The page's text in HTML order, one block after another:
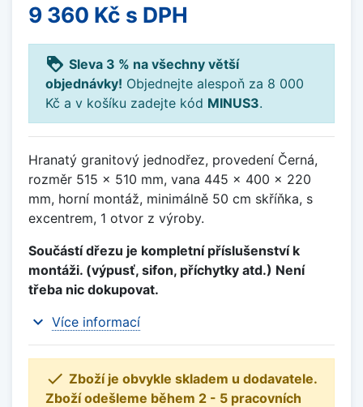
9 360 Kč s DPH
loyalty Sleva 3 % na všechny větší
objednávky! Objednejte alespoň za 8 000
Kč a v košíku zadejte kód MINUS3.
Hranatý granitový jednodřez, provedení Černá,
rozměr 515 x 510 mm, vana 445 x 400 x 220
mm, horní montáž, minimálně 50 cm skříňka, s
excentrem, 1 otvor z výroby.
Součástí dřezu je kompletní příslušenství k
montáži. (výpusť, sifon, příchytky atd.) Není
třeba nic dokupovat.
expand_more Více informací
 Zboží je obvykle skladem u dodavatele.
Zboží odešleme během 2 - 5 pracovních